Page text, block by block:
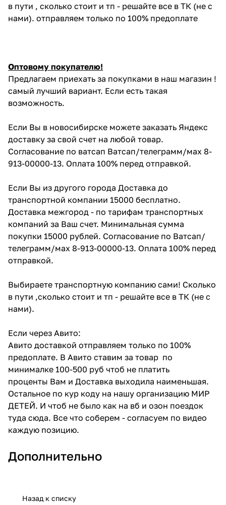
в пути , сколько стоит и тп - решайте все в ТК (не с
нами). отправляем только по 100% предоплате
Оптовому покупателю!
Предлагаем приехать за покупками в наш магазин !
самый лучший вариант. Если есть такая
возможность.
Если Вы в новосибирске можете заказать Яндекс
доставку за свой счет на любой товар.
Согласование по ватсап Ватсап/телеграмм/мах 8-
913-00000-13. Оплата 100% перед отправкой.
Если Вы из другого города Доставка до
транспортной компании 15000 бесплатно.
Доставка межгород - по тарифам транспортных
компаний за Ваш счет. Минимальная сумма
покупки 15000 рублей. Согласование по Ватсап/
телеграмм/мах 8-913-00000-13. Оплата 100% перед
отправкой.
Выбираете транспортную компанию сами! Сколько
в пути ,сколько стоит и тп - решайте все в ТК (не с
нами).
Если через Авито:
Авито доставкой отправляем только по 100%
предоплате. В Авито ставим за товар по
минималке 100-500 руб чтоб не платить
проценты Вам и Доставка выходила наименьшая.
Остальное по кур коду на нашу организацию МИР
ДЕТЕЙ. И чтоб не было как на вб и озон поездок
туда сюда. Все что соберем - согласуем по видео
каждую позицию.
Дополнительно
Назад к списку